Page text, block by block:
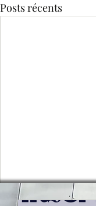
Posts récents